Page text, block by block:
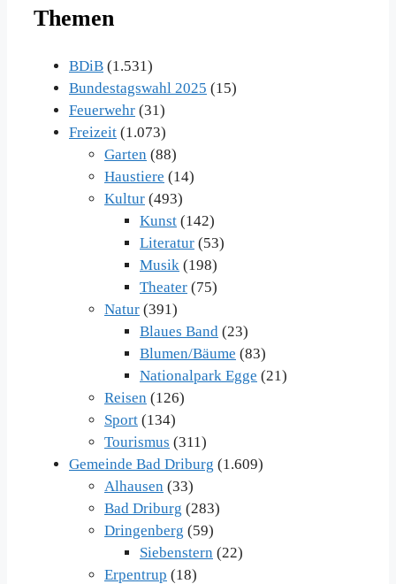
Themen
BDiB (1.531)
Bundestagswahl 2025 (15)
Feuerwehr (31)
Freizeit (1.073)
Garten (88)
Haustiere (14)
Kultur (493)
Kunst (142)
Literatur (53)
Musik (198)
Theater (75)
Natur (391)
Blaues Band (23)
Blumen/Bäume (83)
Nationalpark Egge (21)
Reisen (126)
Sport (134)
Tourismus (311)
Gemeinde Bad Driburg (1.609)
Alhausen (33)
Bad Driburg (283)
Dringenberg (59)
Siebenstern (22)
Erpentrup (18)